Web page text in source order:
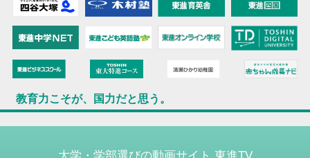
教育力こそが、国力だと思う。